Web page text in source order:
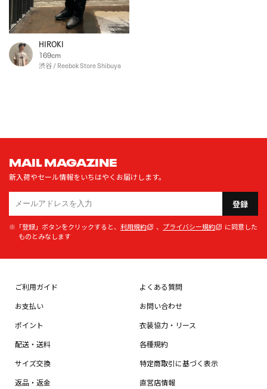
HIROKI
169cm
渋谷 / Reebok Store Shibuya
MAIL MAGAZINE
新入荷やセール情報をいちはやくお届けします。
登録
※「登録」ボタンをクリックすると、 利用規約 、 プライバシー規約
に同意した
ものとみなします
ご利用ガイド
お支払い
ポイント
配送・送料
サイズ交換
返品・返金
よくある質問
お問い合わせ
衣装協力・リース
各種規約
特定商取引に基づく表示
直営店情報